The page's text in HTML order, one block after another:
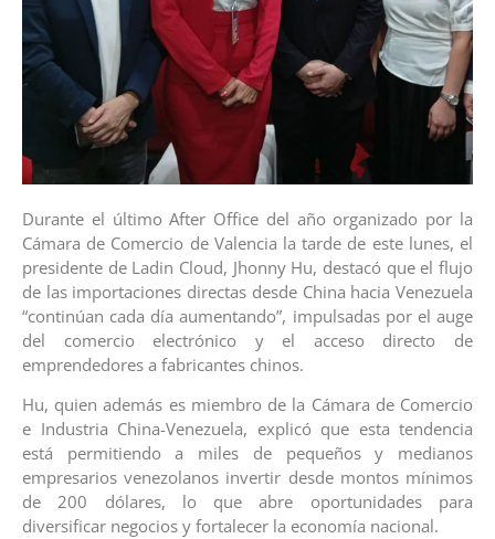
Durante el último After Office del año organizado por la
Cámara de Comercio de Valencia la tarde de este lunes, el
presidente de Ladin Cloud, Jhonny Hu, destacó que el flujo
de las importaciones directas desde China hacia Venezuela
“continúan cada día aumentando”, impulsadas por el auge
del comercio electrónico y el acceso directo de
emprendedores a fabricantes chinos.
Hu, quien además es miembro de la Cámara de Comercio
e Industria China-Venezuela, explicó que esta tendencia
está permitiendo a miles de pequeños y medianos
empresarios venezolanos invertir desde montos mínimos
de 200 dólares, lo que abre oportunidades para
diversificar negocios y fortalecer la economía nacional.